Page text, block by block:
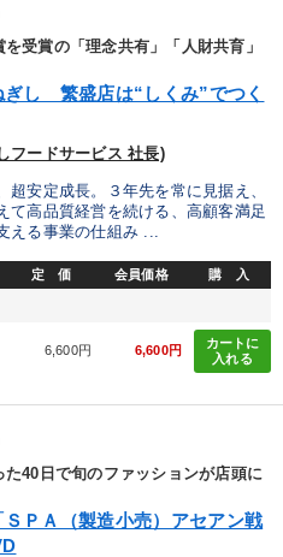
を受賞の「理念共有」「人財共育」
ぎし 繁盛店は“しくみ”でつく
フードサービス 社長)
安定成長。３年先を常に見据え、
て高品質経営を続ける、高顧客満足
える事業の仕組み ...
定 価 会員価格 購 入
6,600円 6,600円
カートに
入れる
た40日で旬のファッションが店頭に
ＰＡ（製造小売）アセアン戦